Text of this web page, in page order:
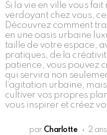
Si la vie en ville vous fait
verdoyant chez vous,
Découvrez comment
en une oasis urbaine
taille de votre espace,
pratiques, de la
patience, vous pouvez
qui servira non
l’agitation urbaine,
cultiver vos propres
vous inspirer et créez
par Charlotte 2